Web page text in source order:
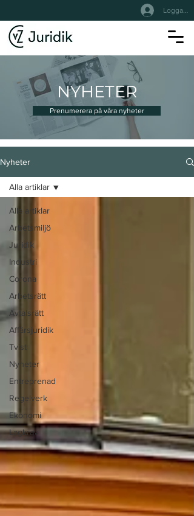
Logga In
NYHETER
Prenumerera på våra nyheter
Nyheter
Alla artiklar
Arbetsmiljö
Juridik
Industri
Corona
Arbetsrätt
Avtalsrätt
Affärsjuridik
Tvist
Nyheter
Entreprenad
Regelverk
Ekonomi
Lagkrav
Alla artiklar